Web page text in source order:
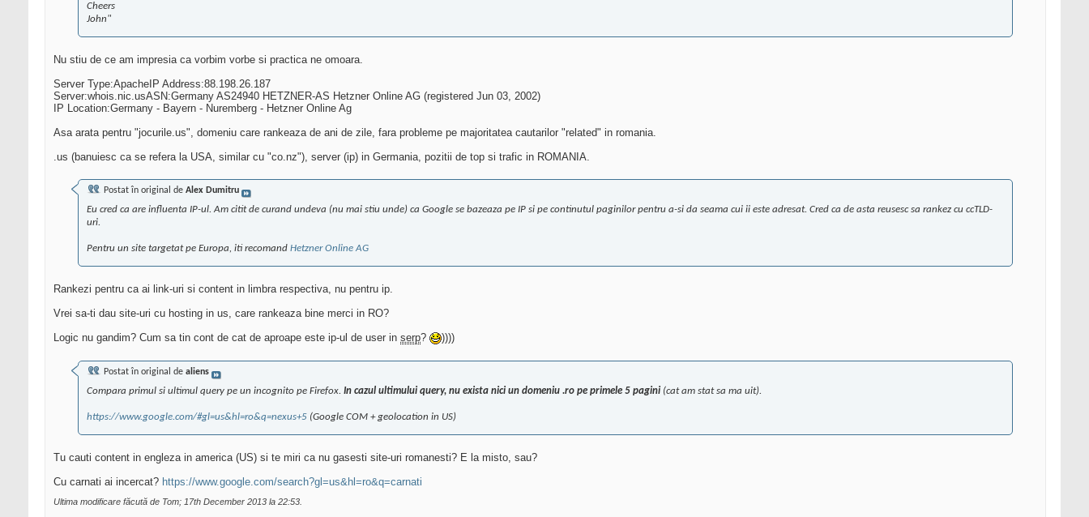
Cheers
John"
Nu stiu de ce am impresia ca vorbim vorbe si practica ne omoara.
Server Type:ApacheIP Address:88.198.26.187
Server:whois.nic.usASN:Germany AS24940 HETZNER-AS Hetzner Online AG (registered Jun 03, 2002)
IP Location:Germany - Bayern - Nuremberg - Hetzner Online Ag
Asa arata pentru "jocurile.us", domeniu care rankeaza de ani de zile, fara probleme pe majoritatea cautarilor "related" in romania.
.us (banuiesc ca se refera la USA, similar cu "co.nz"), server (ip) in Germania, pozitii de top si trafic in ROMANIA.
Postat în original de Alex Dumitru
Eu cred ca are influenta IP-ul. Am citit de curand undeva (nu mai stiu unde) ca Google se bazeaza pe IP si pe continutul paginilor pentru a-si da seama cui ii este adresat. Cred ca de asta reusesc sa rankez cu ccTLD-
uri.
Pentru un site targetat pe Europa, iti recomand Hetzner Online AG
Rankezi pentru ca ai link-uri si content in limbra respectiva, nu pentru ip.
Vrei sa-ti dau site-uri cu hosting in us, care rankeaza bine merci in RO?
Logic nu gandim? Cum sa tin cont de cat de aproape este ip-ul de user in serp? ))))
Postat în original de aliens
Compara primul si ultimul query pe un incognito pe Firefox. In cazul ultimului query, nu exista nici un domeniu .ro pe primele 5 pagini (cat am stat sa ma uit).
https://www.google.com/#gl=us&hl=ro&q=nexus+5 (Google COM + geolocation in US)
Tu cauti content in engleza in america (US) si te miri ca nu gasesti site-uri romanesti? E la misto, sau?
Cu carnati ai incercat? https://www.google.com/search?gl=us&hl=ro&q=carnati
Ultima modificare făcută de Tom; 17th December 2013 la 22:53